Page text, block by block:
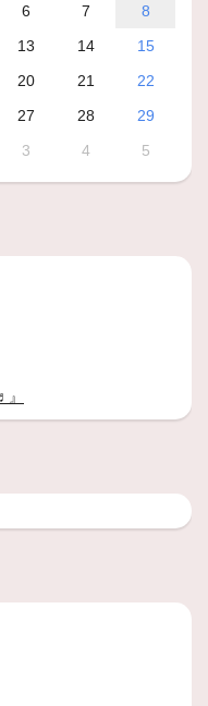
6 7
8
13 14
15
20 21
22
27 28
29
3 4 5